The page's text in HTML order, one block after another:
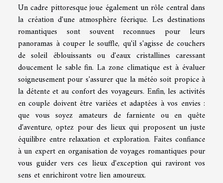
Un cadre pittoresque joue également un rôle central dans
la création d'une atmosphère féerique. Les destinations
romantiques sont souvent reconnues pour leurs
panoramas à couper le souffle, qu'il s'agisse de couchers
de soleil éblouissants ou d'eaux cristallines caressant
doucement le sable fin. La zone climatique est à évaluer
soigneusement pour s'assurer que la météo soit propice à
la détente et au confort des voyageurs. Enfin, les activités
en couple doivent être variées et adaptées à vos envies :
que vous soyez amateurs de farniente ou en quête
d'aventure, optez pour des lieux qui proposent un juste
équilibre entre relaxation et exploration. Faites confiance
à un expert en organisation de voyages romantiques pour
vous guider vers ces lieux d'exception qui raviront vos
sens et enrichiront votre lien amoureux.